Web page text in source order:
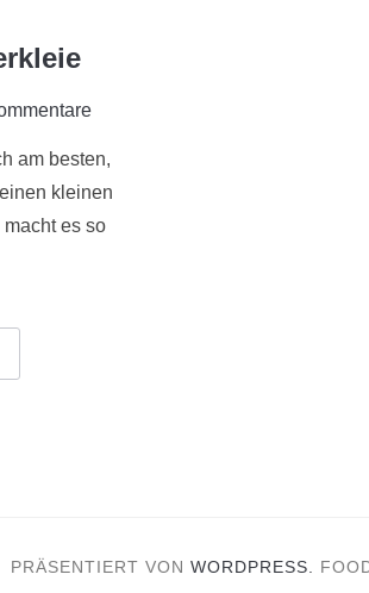
am besten,
kleinen
es so
PRÄSENTIERT VON WORDPRESS.